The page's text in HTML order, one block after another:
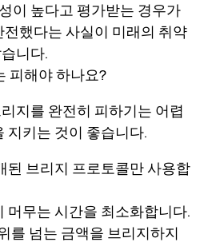
이 높다고 평가받는 경우가
했다는 사실이 미래의 취약
니다.
피해야 하나요?
지를 완전히 피하기는 어렵
지키는 것이 좋습니다.
된 브리지 프로토콜만 사용합
머무는 시간을 최소화합니다.
를 넘는 금액을 브리지하지